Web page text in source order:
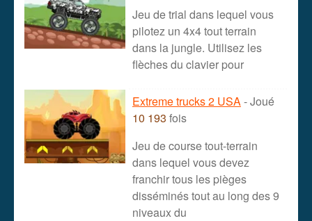
Jeu de trial dans lequel vous
pilotez un 4x4 tout terrain
dans la jungle. Utilisez les
flèches du clavier pour
Extreme trucks 2 USA - Joué
10 193 fois
Jeu de course tout-terrain
dans lequel vous devez
franchir tous les pièges
disséminés tout au long des 9
niveaux du